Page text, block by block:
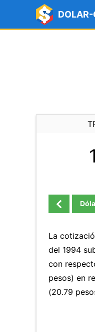
La
del 1994
con
pesos) en
(20.79